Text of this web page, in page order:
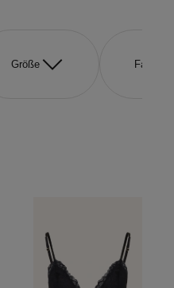
Größe Farbe